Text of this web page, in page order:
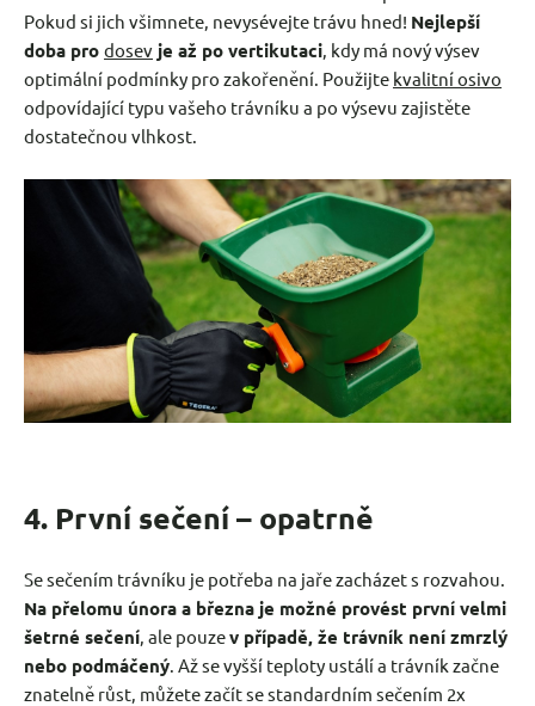
Pokud si jich všimnete, nevysévejte trávu hned! Nejlepší
doba pro dosev je až po vertikutaci, kdy má nový výsev
optimální podmínky pro zakořenění. Použijte kvalitní osivo
odpovídající typu vašeho trávníku a po výsevu zajistěte
dostatečnou vlhkost.
4. První sečení – opatrně
Se sečením trávníku je potřeba na jaře zacházet s rozvahou.
Na přelomu února a března je možné provést první velmi
šetrné sečení, ale pouzev případě, že trávník není zmrzlý
nebo podmáčený. Až se vyšší teploty ustálí a trávník začne
znatelně růst, můžete začít se standardním sečením 2x